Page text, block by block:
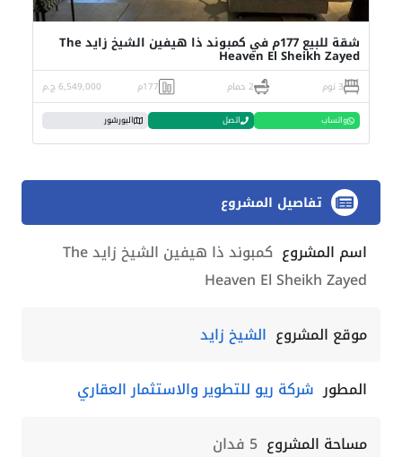
شقة للبيع 177م في كمبوند ذا هيفين الشيخ زايد The
Heaven El Sheikh Zayed
3 نوم 2 حمام 177م 6,549,000 ج.م
واتساب اتصل البورشور
تفاصيل المشروع
اسم المشروع
كمبوند ذا هيفين الشيخ زايد The
Heaven El Sheikh Zayed
موقع المشروع الشيخ زايد
المطور شركة ريو للتطوير والاستثمار العقاري
مساحة المشروع 5 فدان